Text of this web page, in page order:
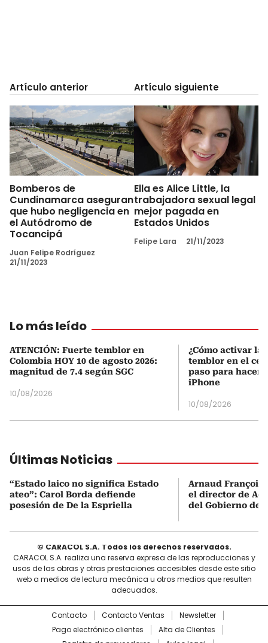
Artículo anterior
Bomberos de
Cundinamarca aseguran
que hubo negligencia en
el Autódromo de
Tocancipá
Juan Felipe Rodríguez
21/11/2023
Artículo siguiente
Ella es Alice Little, la
trabajadora sexual legal
mejor pagada en
Estados Unidos
Felipe Lara 21/11/2023
Lo más leído
ATENCIÓN: Fuerte temblor en
Colombia HOY 10 de agosto 2026:
magnitud de 7.4 según SGC
10/08/2026
¿Cómo activar la
temblor en el
paso para
iPhone
10/08/2026
Últimas Noticias
“Estado laico no significa Estado
ateo”: Carol Borda defiende
posesión de De la Espriella
Arnaud François
el director de
del Gobierno de
© CARACOL S.A. Todos los derechos reservados.
CARACOL S.A. realiza una reserva expresa de las reproducciones y
usos de las obras y otras prestaciones accesibles desde este sitio
web a medios de lectura mecánica u otros medios que resulten
adecuados.
Contacto Contacto Ventas
Newsletter
Pago electrónico clientes
Alta de Clientes